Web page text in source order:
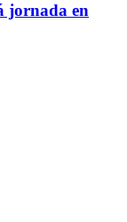
jornada en